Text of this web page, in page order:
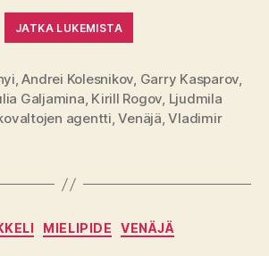
JATKA LUKEMISTA
,Andrei Kolesnikov, Garry Kasparov,
Galjamina, Kirill Rogov, Ljudmila
agentti,Venäjä,Vladimir
Kategoriat
MIELIPIDE VENÄJÄ